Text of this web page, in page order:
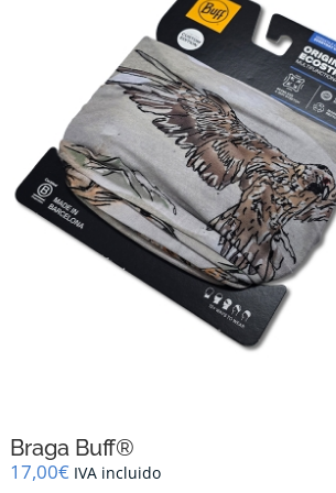
se
pueden
elegir
en
la
página
de
producto
Braga Buff®
17,00€ IVA incluido